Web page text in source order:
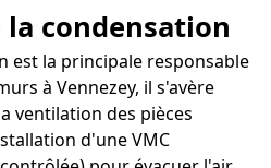
condensation
est la principale responsable
à Vennezey, il s'avère
ventilation des pièces
d'une VMC